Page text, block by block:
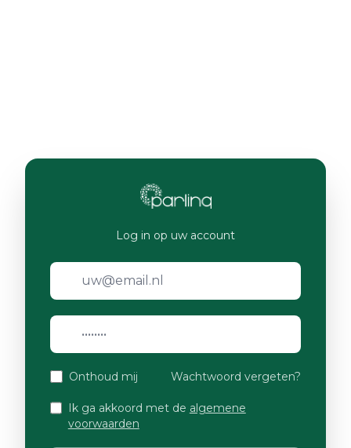
Log in op uw account
Onthoud mij Wachtwoord vergeten?
Ik ga akkoord met de algemene
voorwaarden